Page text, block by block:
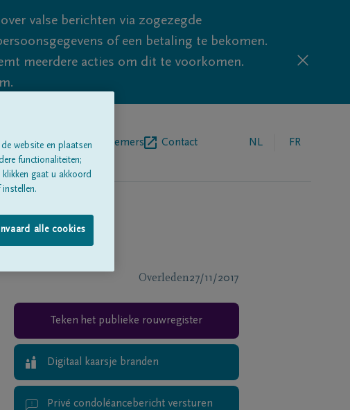
valse berichten via zogezegde
of een betaling te bekomen.
meerdere acties om dit te voorkomen.
onsBegrafenisondernemers Contact NL FR
Overleden27/11/2017
Teken het publieke rouwregister
Digitaal kaarsje branden
Privé condoléancebericht versturen
website en plaatsen
functionaliteiten;
gaat u akkoord
alle cookies